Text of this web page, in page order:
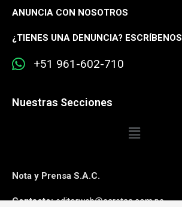
ANUNCIA CON NOSOTROS
¿TIENES UNA DENUNCIA? ESCRÍBENOS
+51 961-602-710
Nuestras Secciones
Nota y Prensa S.A.C.
Contacto:editorweb@caretas.com.pe